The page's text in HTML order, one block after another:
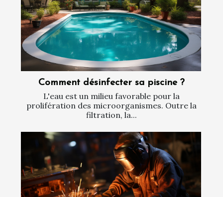
Comment désinfecter sa piscine ?
L'eau est un milieu favorable pour la
prolifération des microorganismes. Outre la
filtration, la...